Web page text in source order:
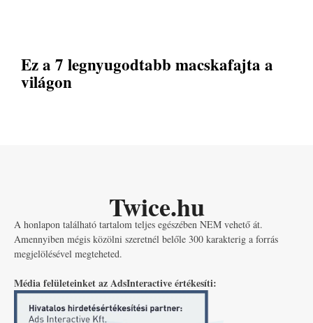
Ez a 7 legnyugodtabb macskafajta a
világon
Twice.hu
A honlapon található tartalom teljes egészében NEM vehető át.
Amennyiben mégis közölni szeretnél belőle 300 karakterig a forrás
megjelölésével megteheted.
Média felületeinket az AdsInteractive értékesíti: